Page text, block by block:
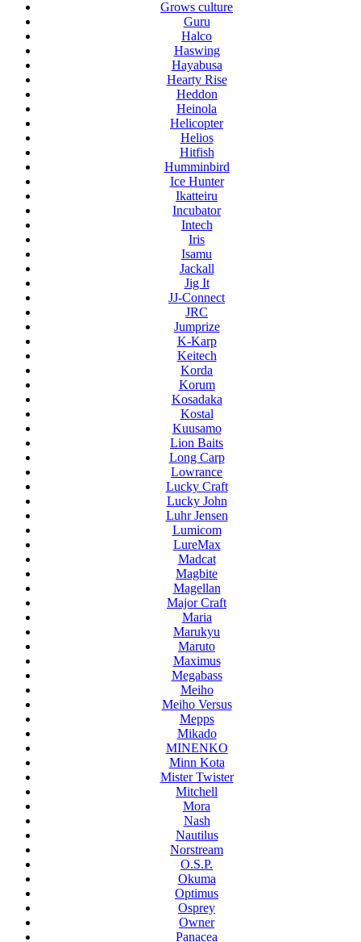
Grows culture
Guru
Halco
Haswing
Hayabusa
Hearty Rise
Heddon
Heinola
Helicopter
Helios
Hitfish
Humminbird
Ice Hunter
Ikatteiru
Incubator
Intech
Iris
Isamu
Jackall
Jig It
JJ-Connect
JRC
Jumprize
K-Karp
Keitech
Korda
Korum
Kosadaka
Kostal
Kuusamo
Lion Baits
Long Carp
Lowrance
Lucky Craft
Lucky John
Luhr Jensen
Lumicom
LureMax
Madcat
Magbite
Magellan
Major Craft
Maria
Marukyu
Maruto
Maximus
Megabass
Meiho
Meiho Versus
Mepps
Mikado
MINENKO
Minn Kota
Mister Twister
Mitchell
Mora
Nash
Nautilus
Norstream
O.S.P.
Okuma
Optimus
Osprey
Owner
Panacea